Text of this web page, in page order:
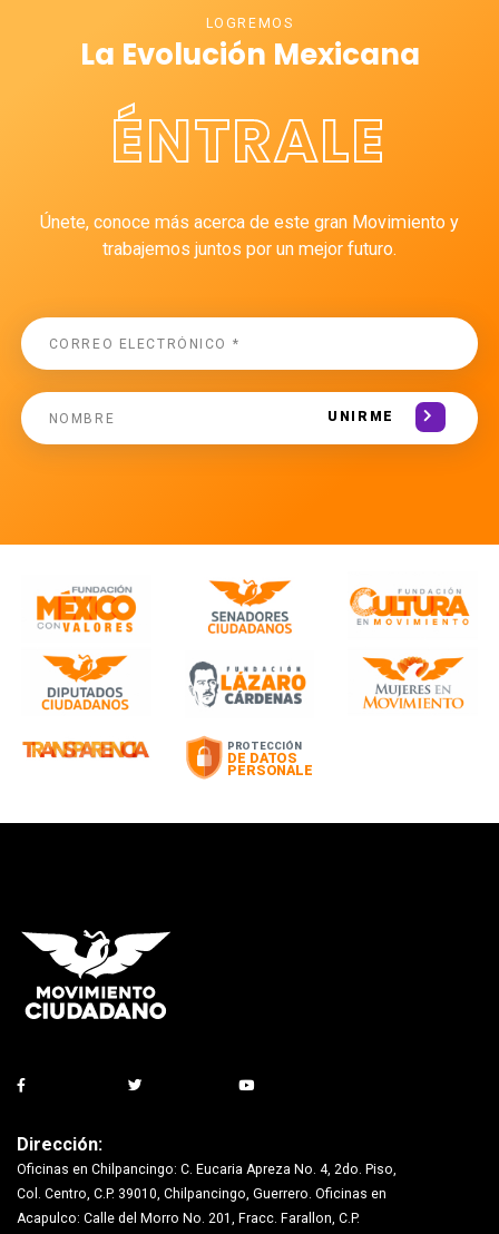
LOGREMOS
La Evolución Mexicana
ÉNTRALE
Únete, conoce más acerca de este gran Movimiento y
trabajemos juntos por un mejor futuro.
UNIRME
Dirección:
Oficinas en Chilpancingo: C. Eucaria Apreza No. 4, 2do. Piso,
Col. Centro, C.P. 39010, Chilpancingo, Guerrero. Oficinas en
Acapulco: Calle del Morro No. 201, Fracc. Farallon, C.P.